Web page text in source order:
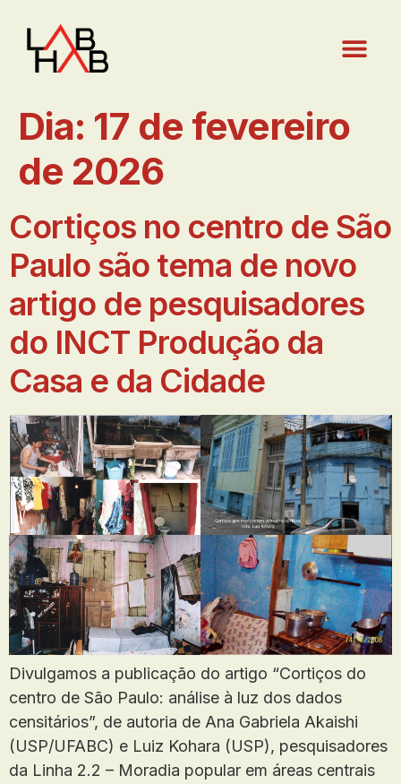
Dia: 17 de fevereiro
de 2026
Cortiços no centro de São
Paulo são tema de novo
artigo de pesquisadores
do INCT Produção da
Casa e da Cidade
Divulgamos a publicação do artigo “Cortiços do
centro de São Paulo: análise à luz dos dados
censitários”, de autoria de Ana Gabriela Akaishi
(USP/UFABC) e Luiz Kohara (USP), pesquisadores
da Linha 2.2 – Moradia popular em áreas centrais